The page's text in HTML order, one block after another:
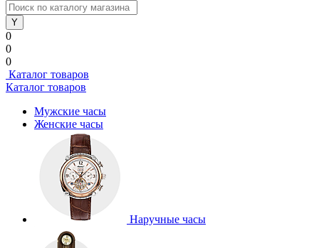
0
0
0
Каталог товаров
Каталог товаров
Мужские часы
Женские часы
Наручные часы